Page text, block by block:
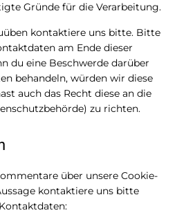
Gründe für die Verarbeitung.
kontaktiere uns bitte. Bitte
am Ende dieser
du eine Beschwerde darüber
behandeln, würden wir diese
auch das Recht diese an die
zu richten.
über unsere Cookie-
kontaktiere uns bitte